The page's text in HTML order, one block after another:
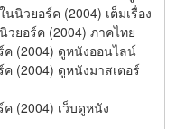
นิวยอร์ค (2004) เต็มเรื่อง
ยอร์ค (2004) ภาคไทย
ค (2004) ดูหนังออนไลน์
(2004) ดูหนังมาสเตอร์
(2004) เว็บดูหนัง